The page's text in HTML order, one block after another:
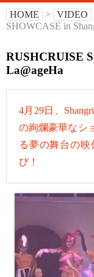
HOME > VIDEO
SHOWCASE in
RUSHCRUISE
La@ageHa
4月29日、
の絢爛豪華なシ
る夢の舞台の
び！